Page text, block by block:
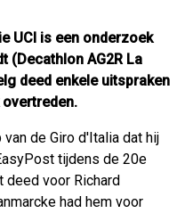
UCI is een onderzoek
(Decathlon AG2R La
deed enkele uitspraken
de Giro d'Italia dat hij
tijdens de 20e
deed voor Richard
had hem voor